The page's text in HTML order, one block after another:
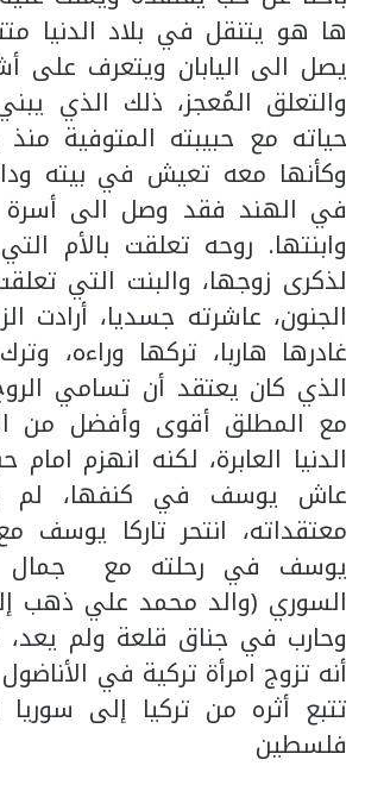
ها هو يتنقل في بلاد الدنيا
يصل الى اليابان ويتعرف على
والتعلق المُعجز، ذلك الذي
حياته مع حبيبته المتوفية
وكأنها معه تعيش في بيته
في الهند فقد وصل الى
وابنتها. روحه تعلقت بالأم
لذكرى زوجها، والبنت التي
الجنون، عاشرته جسديا، أرادت
غادرها هاربا، تركها وراءه،
الذي كان يعتقد أن تسامي
مع المطلق أقوى وأفضل من
الدنيا العابرة، لكنه انهزم امام
عاش يوسف في كنفها، لم
معتقداته، انتحر تاركا يوسف
يوسف في رحلته مع جمال
السوري (والد محمد علي ذهب
وحارب في جناق قلعة ولم
أنه تزوج امرأة تركية في
تتبع أثره من تركيا إلى
فلسطين